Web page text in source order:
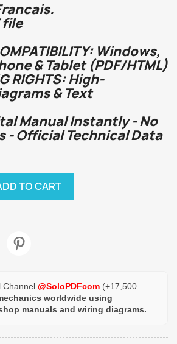
file
Windows,
& Tablet (PDF/HTML)
RIGHTS: High-
& Text
Manual Instantly - No
- Official Technical Data
TO CART
Channel @SoloPDFcom (+17,500
worldwide using
manuals and wiring diagrams.